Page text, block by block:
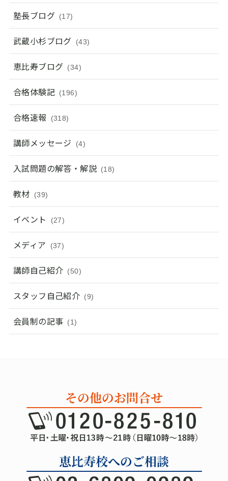
塾長ブログ (17)
武蔵小杉ブログ (43)
恵比寿ブログ (34)
合格体験記 (196)
合格速報 (318)
講師メッセージ (4)
入試問題の解答・解説 (18)
教材 (39)
イベント (27)
メディア (37)
講師自己紹介 (50)
スタッフ自己紹介 (9)
会員制の記事 (1)